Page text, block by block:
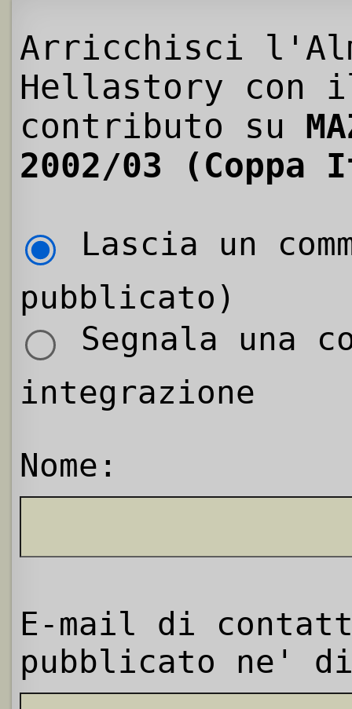
Arricchisci
Hellastory con
contributo su
2002/03
Lascia un
pubblicato)
Segnala una
integrazione
Nome:
E-mail di
pubblicato ne'